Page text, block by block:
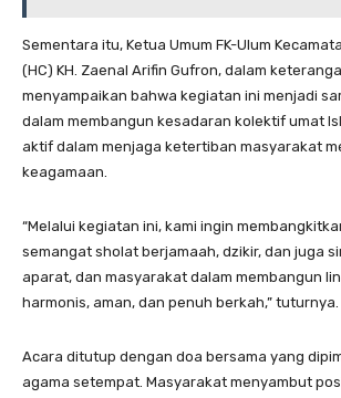
Sementara itu, Ketua Umum FK-Ulum
(HC) KH. Zaenal Arifin Gufron, dalam
menyampaikan bahwa kegiatan ini menjadi
dalam membangun kesadaran kolektif umat
aktif dalam menjaga ketertiban masyarakat
keagamaan.
“Melalui kegiatan ini, kami ingin
semangat sholat berjamaah, dzikir, dan juga
aparat, dan masyarakat dalam membangun
harmonis, aman, dan penuh berkah,” tuturnya.
Acara ditutup dengan doa bersama yang
agama setempat. Masyarakat menyambut